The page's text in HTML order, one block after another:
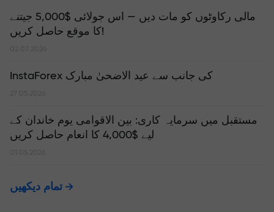
مالی رکاوٹوں کو مات دیں — اس جولائی $5,000 جیتنے
کا موقع حاصل کریں!
02.07.2026
InstaForex کی جانب سے عید الاضحیٰ مبارک
27.05.2026
مستقبل میں سرمایہ کاری: بین الاقوامی یوم خاندان کے
لیے $4,000 کا انعام حاصل کریں
01.05.2026
تمام دیکھیں